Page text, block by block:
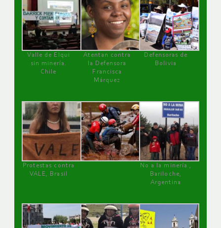
Valle de Elqui
sin minería.
Chile
Atentan contra
la Defensora
Francisca
Márquez
Defensoras de
Bolivia
Protestas contra
VALE, Brasil
No a la minería ,
Bariloche,
Argentina